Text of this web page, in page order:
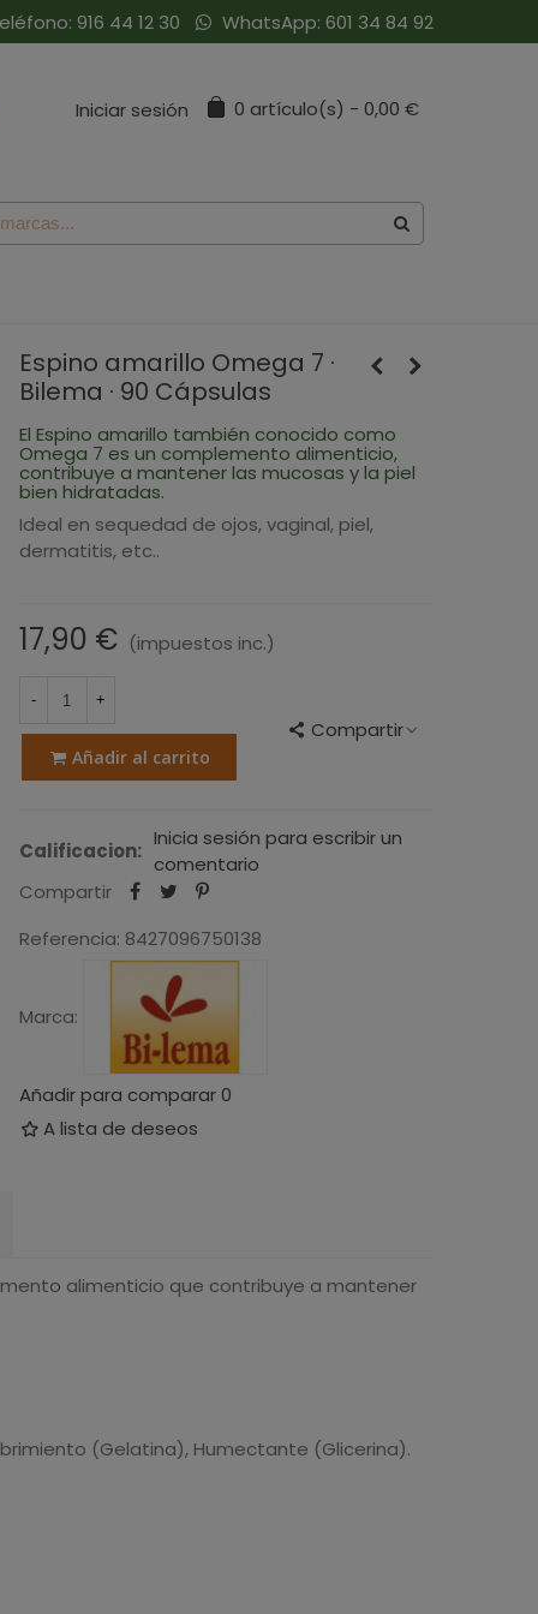
916 44 12 30 WhatsApp: 601 34 84 92
Iniciar sesión 0 artículo(s) - 0,00 €
Espino amarillo Omega 7 ·
Bilema · 90 Cápsulas
El Espino amarillo también conocido como
Omega 7 es un complemento alimenticio,
contribuye a mantener las mucosas y la piel
bien hidratadas.
Ideal en sequedad de ojos, vaginal, piel,
dermatitis, etc..
17,90 € (impuestos inc.)
- +
Añadir al carrito
Compartir
Calificacion:
Inicia sesión para escribir un
comentario
Compartir
Referencia: 8427096750138
Marca:
Añadir para comparar0
A lista de deseos
alimenticio que contribuye a mantener
(Gelatina), Humectante (Glicerina).